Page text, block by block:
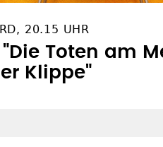
20.15 UHR
Toten am
Klippe"